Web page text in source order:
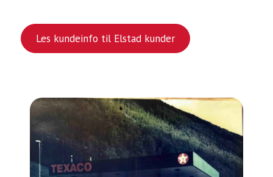
Les kundeinfo til Elstad kunder